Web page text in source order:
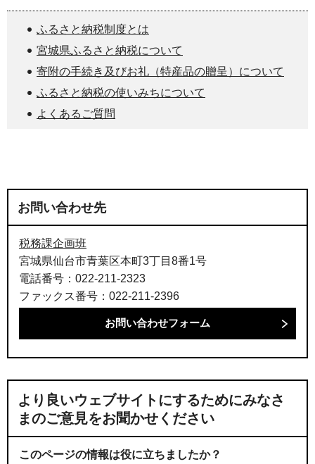
ふるさと納税制度とは
宮城県ふるさと納税について
寄附の手続き及びお礼（特産品の贈呈）について
ふるさと納税の使いみちについて
よくあるご質問
お問い合わせ先
税務課企画班
宮城県仙台市青葉区本町3丁目8番1号
電話番号：022-211-2323
ファックス番号：022-211-2396
より良いウェブサイトにするためにみなさ
まのご意見をお聞かせください
このページの情報は役に立ちましたか？